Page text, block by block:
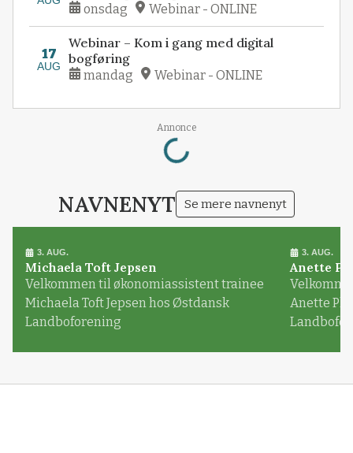
onsdag Webinar - ONLINE
17
AUG
Webinar – Kom i gang med digital
bogføring
mandag Webinar - ONLINE
Annonce
Loading...
NAVNENYT Se mere navnenyt
3. AUG.
Michaela Toft Jepsen
Velkommen til økonomiassistent trainee
Michaela Toft Jepsen hos Østdansk
Landboforening
3. AUG.
Anette
Anette